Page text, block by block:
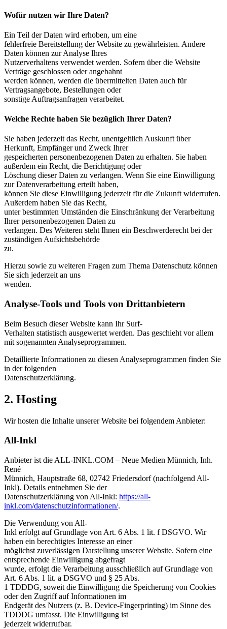
Wofür nutzen wir Ihre Daten?
Ein Teil der Daten wird erhoben, um eine
fehlerfreie Bereitstellung der Website zu gewährleisten. Andere
Daten können zur Analyse Ihres
Nutzerverhaltens verwendet werden. Sofern über die Website
Verträge geschlossen oder angebahnt
werden können, werden die übermittelten Daten auch für
Vertragsangebote, Bestellungen oder
sonstige Auftragsanfragen verarbeitet.
Welche Rechte haben Sie bezüglich Ihrer Daten?
Sie haben jederzeit das Recht, unentgeltlich Auskunft über
Herkunft, Empfänger und Zweck Ihrer
gespeicherten personenbezogenen Daten zu erhalten. Sie haben
außerdem ein Recht, die Berichtigung oder
Löschung dieser Daten zu verlangen. Wenn Sie eine Einwilligung
zur Datenverarbeitung erteilt haben,
können Sie diese Einwilligung jederzeit für die Zukunft widerrufen.
Außerdem haben Sie das Recht,
unter bestimmten Umständen die Einschränkung der Verarbeitung
Ihrer personenbezogenen Daten zu
verlangen. Des Weiteren steht Ihnen ein Beschwerderecht bei der
zuständigen Aufsichtsbehörde
zu.
Hierzu sowie zu weiteren Fragen zum Thema Datenschutz können
Sie sich jederzeit an uns
wenden.
Analyse-Tools und Tools von Dritt­anbietern
Beim Besuch dieser Website kann Ihr Surf-
Verhalten statistisch ausgewertet werden. Das geschieht vor allem
mit sogenannten Analyseprogrammen.
Detaillierte Informationen zu diesen Analyseprogrammen finden Sie
in der folgenden
Datenschutzerklärung.
2. Hosting
Wir hosten die Inhalte unserer Website bei folgendem Anbieter:
All-Inkl
Anbieter ist die ALL-INKL.COM – Neue Medien Münnich, Inh.
René
Münnich, Hauptstraße 68, 02742 Friedersdorf (nachfolgend All-
Inkl). Details entnehmen Sie der
Datenschutzerklärung von All-Inkl: https://all-
inkl.com/datenschutzinformationen/.
Die Verwendung von All-
Inkl erfolgt auf Grundlage von Art. 6 Abs. 1 lit. f DSGVO. Wir
haben ein berechtigtes Interesse an einer
möglichst zuverlässigen Darstellung unserer Website. Sofern eine
entsprechende Einwilligung abgefragt
wurde, erfolgt die Verarbeitung ausschließlich auf Grundlage von
Art. 6 Abs. 1 lit. a DSGVO und § 25 Abs.
1 TDDDG, soweit die Einwilligung die Speicherung von Cookies
oder den Zugriff auf Informationen im
Endgerät des Nutzers (z. B. Device-Fingerprinting) im Sinne des
TDDDG umfasst. Die Einwilligung ist
jederzeit widerrufbar.